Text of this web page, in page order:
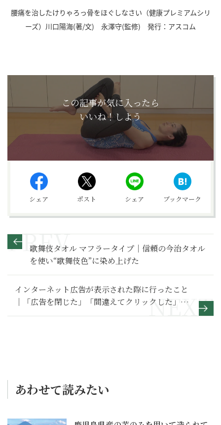
腰痛を治したけりゃろっ骨をほぐしなさい（健康プレミアムシリ
ーズ）川口陽海(著/文) 永澤守(監修) 発行：アスコム
この記事が気に入ったら
いいね！しよう
シェア ポスト シェア ブックマーク
歌舞伎タオル マフラータイプ｜信頼の今治タオル
を使い“歌舞伎色”に染め上げた
インターネット広告が表示された際に行ったこと
｜「広告を閉じた」「間違えてクリックした」が
同率１位
あわせて読みたい